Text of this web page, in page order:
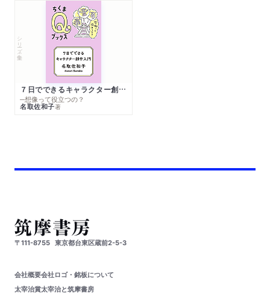
シリーズ・全集
７日でできるキャラクター創作入門
─想像って役立つの？
名取佐和子著
〒111-8755 東京都台東区蔵前2-5-3
会社概要会社ロゴ・銘板について
太宰治賞太宰治と筑摩書房